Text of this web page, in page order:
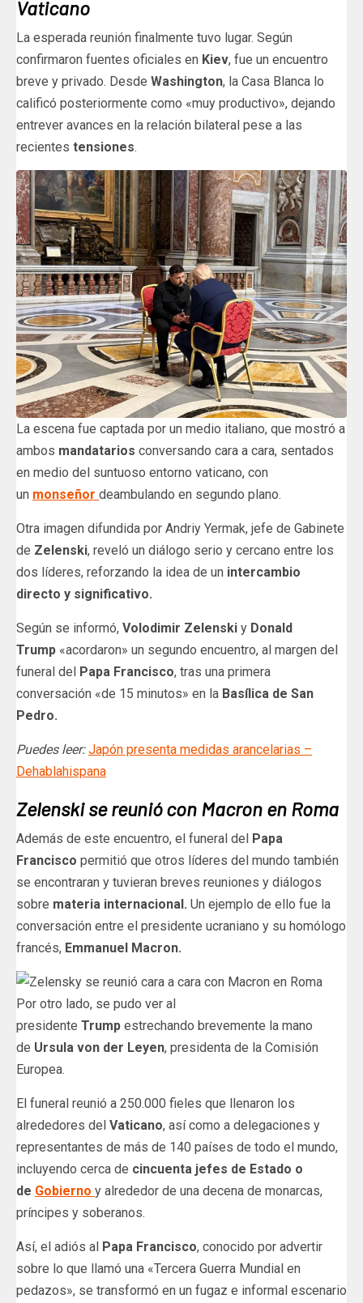
Vaticano
La esperada reunión finalmente tuvo lugar. Según
confirmaron fuentes oficiales en Kiev, fue un encuentro
breve y privado. Desde Washington, la Casa Blanca lo
calificó posteriormente como «muy productivo», dejando
entrever avances en la relación bilateral pese a las
recientes tensiones.
La escena fue captada por un medio italiano, que mostró a
ambos mandatarios conversando cara a cara, sentados
en medio del suntuoso entorno vaticano, con
un monseñor deambulando en segundo plano.
Otra imagen difundida por Andriy Yermak, jefe de Gabinete
de Zelenski, reveló un diálogo serio y cercano entre los
dos líderes, reforzando la idea de un intercambio
directo y significativo.
Según se informó, Volodimir Zelenski y Donald
Trump «acordaron» un segundo encuentro, al margen del
funeral del Papa Francisco, tras una primera
conversación «de 15 minutos» en la Basílica de San
Pedro.
Puedes leer:Japón presenta medidas arancelarias –
Dehablahispana
Zelenski se reunió con Macron en Roma
Además de este encuentro, el funeral del Papa
Francisco permitió que otros líderes del mundo también
se encontraran y tuvieran breves reuniones y diálogos
sobre materia internacional. Un ejemplo de ello fue la
conversación entre el presidente ucraniano y su homólogo
francés, Emmanuel Macron.
Por otro lado, se pudo ver al
presidente Trump estrechando brevemente la mano
de Ursula von der Leyen, presidenta de la Comisión
Europea.
El funeral reunió a 250.000 fieles que llenaron los
alrededores del Vaticano, así como a delegaciones y
representantes de más de 140 países de todo el mundo,
incluyendo cerca de cincuenta jefes de Estado o
de Gobierno y alrededor de una decena de monarcas,
príncipes y soberanos.
Así, el adiós al Papa Francisco, conocido por advertir
sobre lo que llamó una «Tercera Guerra Mundial en
pedazos», se transformó en un fugaz e informal escenario